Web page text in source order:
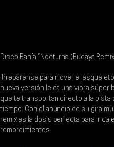
Disco Bahía “Nocturna (Budaya
¡Prepárense para mover el
nueva versión le da una vibra súper
que te transportan directo a la pista
tiempo. Con el anuncio de su gira
remix es la dosis perfecta para ir
remordimientos.